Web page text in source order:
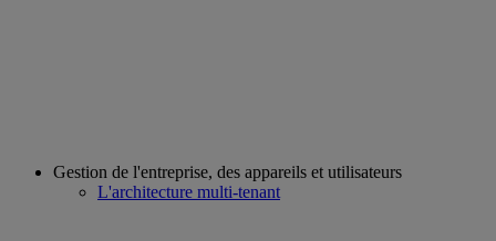
Gestion de l'entreprise, des appareils et utilisateurs
L'architecture multi-tenant